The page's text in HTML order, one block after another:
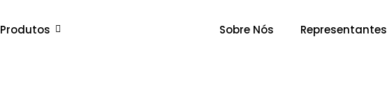
Produtos Sobre Nós Representantes